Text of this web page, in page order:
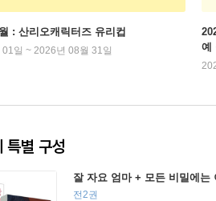
: 산리오캐릭터즈 유리컵
일 ~ 2026년 08월 31일
예
특별 구성
잘 자요 엄마 + 모든 비밀에는
전2권